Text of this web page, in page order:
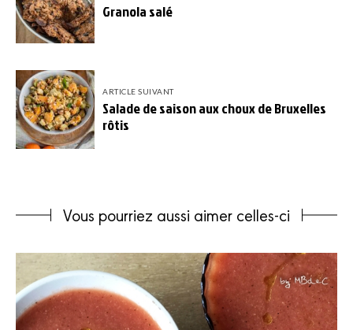
Granola salé
ARTICLE SUIVANT
Salade de saison aux choux de Bruxelles
rôtis
Vous pourriez aussi aimer celles-ci